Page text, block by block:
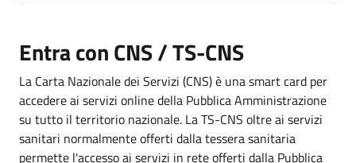
Entra con CNS / TS-CNS
La Carta Nazionale dei Servizi (CNS) è una smart card per
accedere ai servizi online della Pubblica Amministrazione
su tutto il territorio nazionale. La TS-CNS oltre ai servizi
sanitari normalmente offerti dalla tessera sanitaria
permette l'accesso ai servizi in rete offerti dalla Pubblica